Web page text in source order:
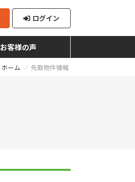
ログイン
お客様の声
ホーム 先取物件情報